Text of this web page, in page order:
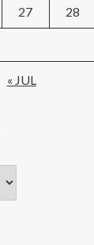
27 28
« JUL